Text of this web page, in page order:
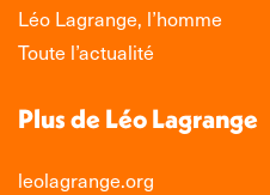
Léo Lagrange, l’homme
Toute l’actualité
Plus de Léo Lagrange
leolagrange.org